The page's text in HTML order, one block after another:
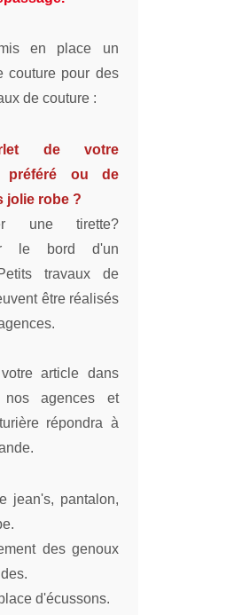
en place un
couture pour des
de couture :
de votre
préféré ou de
jolie robe ?
une tirette?
le bord d'un
travaux de
être réalisés
article dans
agences et
répondra à
jean's, pantalon,
des genoux
d'écussons.